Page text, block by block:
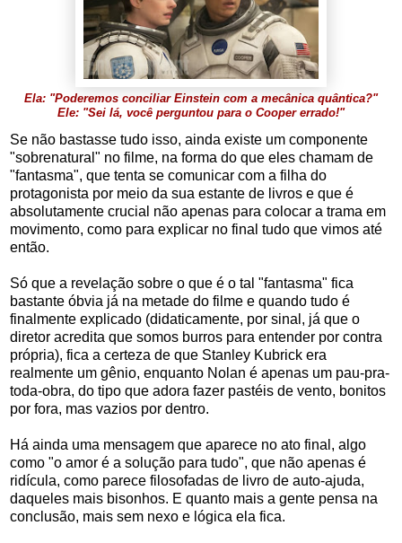
Ela: "Poderemos conciliar Einstein com a mecânica quântica?"
Ele: "Sei lá, você perguntou para o Cooper errado!"
Se não bastasse tudo isso, ainda existe um componente
"sobrenatural" no filme, na forma do que eles chamam de
"fantasma", que tenta se comunicar com a filha do
protagonista por meio da sua estante de livros e que é
absolutamente crucial não apenas para colocar a trama em
movimento, como para explicar no final tudo que vimos até
então.
Só que a revelação sobre o que é o tal "fantasma" fica
bastante óbvia já na metade do filme e quando tudo é
finalmente explicado (didaticamente, por sinal, já que o
diretor acredita que somos burros para entender por contra
própria), fica a certeza de que Stanley Kubrick era
realmente um gênio, enquanto Nolan é apenas um pau-pra-
toda-obra, do tipo que adora fazer pastéis de vento, bonitos
por fora, mas vazios por dentro.
Há ainda uma mensagem que aparece no ato final, algo
como "o amor é a solução para tudo", que não apenas é
ridícula, como parece filosofadas de livro de auto-ajuda,
daqueles mais bisonhos. E quanto mais a gente pensa na
conclusão, mais sem nexo e lógica ela fica.